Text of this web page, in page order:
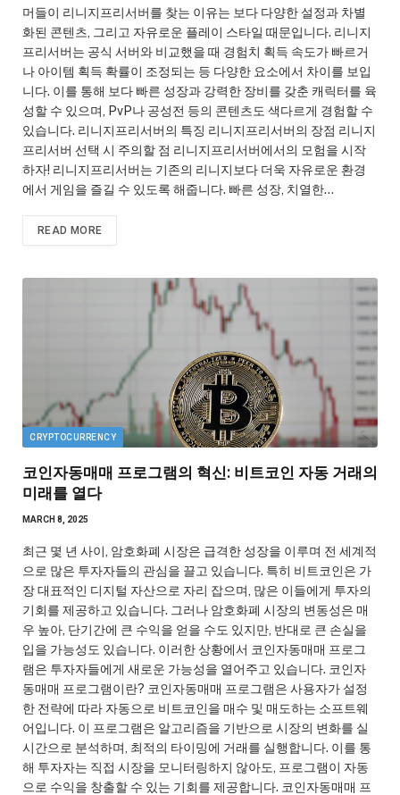
머들이 리니지프리서버를 찾는 이유는 보다 다양한 설정과 차별
화된 콘텐츠, 그리고 자유로운 플레이 스타일 때문입니다. 리니지
프리서버는 공식 서버와 비교했을 때 경험치 획득 속도가 빠르거
나 아이템 획득 확률이 조정되는 등 다양한 요소에서 차이를 보입
니다. 이를 통해 보다 빠른 성장과 강력한 장비를 갖춘 캐릭터를 육
성할 수 있으며, PvP나 공성전 등의 콘텐츠도 색다르게 경험할 수
있습니다. 리니지프리서버의 특징 리니지프리서버의 장점 리니지
프리서버 선택 시 주의할 점 리니지프리서버에서의 모험을 시작
하자! 리니지프리서버는 기존의 리니지보다 더욱 자유로운 환경
에서 게임을 즐길 수 있도록 해줍니다. 빠른 성장, 치열한…
READ MORE
CRYPTOCURRENCY
코인자동매매 프로그램의 혁신: 비트코인 자동 거래의
미래를 열다
MARCH 8, 2025
최근 몇 년 사이, 암호화폐 시장은 급격한 성장을 이루며 전 세계적
으로 많은 투자자들의 관심을 끌고 있습니다. 특히 비트코인은 가
장 대표적인 디지털 자산으로 자리 잡으며, 많은 이들에게 투자의
기회를 제공하고 있습니다. 그러나 암호화폐 시장의 변동성은 매
우 높아, 단기간에 큰 수익을 얻을 수도 있지만, 반대로 큰 손실을
입을 가능성도 있습니다. 이러한 상황에서 코인자동매매 프로그
램은 투자자들에게 새로운 가능성을 열어주고 있습니다. 코인자
동매매 프로그램이란? 코인자동매매 프로그램은 사용자가 설정
한 전략에 따라 자동으로 비트코인을 매수 및 매도하는 소프트웨
어입니다. 이 프로그램은 알고리즘을 기반으로 시장의 변화를 실
시간으로 분석하며, 최적의 타이밍에 거래를 실행합니다. 이를 통
해 투자자는 직접 시장을 모니터링하지 않아도, 프로그램이 자동
으로 수익을 창출할 수 있는 기회를 제공합니다. 코인자동매매 프